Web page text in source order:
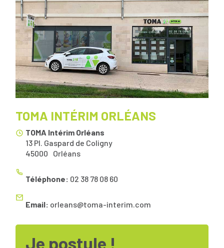
TOMA INTÉRIM ORLÉANS
TOMA Intérim Orléans
13 Pl. Gaspard de Coligny
Orléans
45000
Téléphone: 02 38 78 08 60
Email: orleans@toma-interim.com
Je postule !